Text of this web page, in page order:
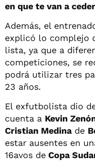
en que te van a
Además, el
explicó lo complejo
lista, ya que a
competiciones, se
podrá utilizar tres
23 años.
El exfutbolista dio
cuenta a Kevin
Cristian Medinade
estar ausentes en
16avos de Copa